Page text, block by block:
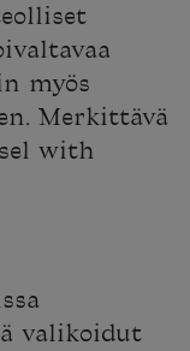
myös
Merkittävä
with
valikoidut